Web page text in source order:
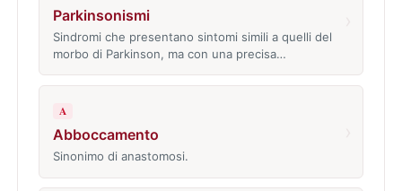
Parkinsonismi
Sindromi che presentano sintomi simili a quelli del
morbo di Parkinson, ma con una precisa…
A
Abboccamento
Sinonimo di anastomosi.